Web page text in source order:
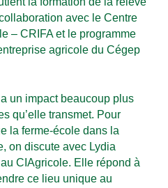
avec le Centre
– CRIFA et le programme
agricole du Cégep
un impact beaucoup plus
qu’elle transmet. Pour
la ferme-école dans la
on discute avec Lydia
CIAgricole. Elle répond à
ce lieu unique au